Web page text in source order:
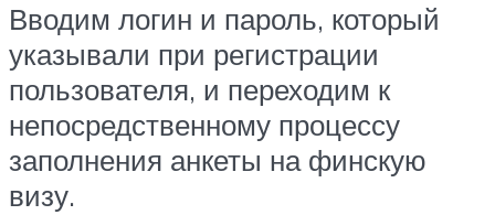
Вводим логин и пароль, который
указывали при регистрации
пользователя, и переходим к
непосредственному процессу
заполнения анкеты на финскую
визу.